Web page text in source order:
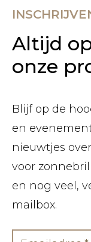
Altijd
onze
Blijf op de
en
nieuwtjes
voor
en nog veel,
mailbox.